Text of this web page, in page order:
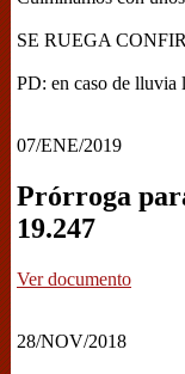
SE RUEGA
PD: en caso de lluvia
07/ENE/2019
Prórroga
19.247
Ver documento
28/NOV/2018